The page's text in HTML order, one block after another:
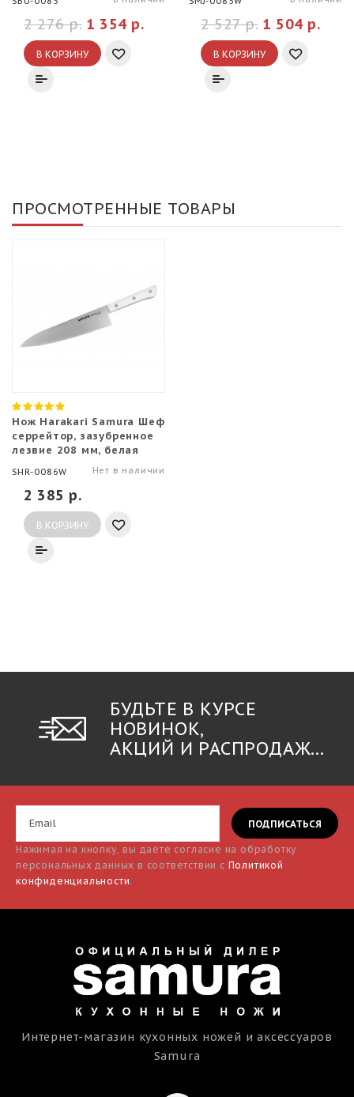
1 354 р.
2 276 р.
В КОРЗИНУ
1 504 р.
2 527 р.
В КОРЗИНУ
ПРОСМОТРЕННЫЕ ТОВАРЫ
Нож Harakari Samura Шеф
серрейтор, зазубренное
лезвие 208 мм, белая
SHR-0086W Нет в наличии
2 385 р.
В КОРЗИНУ
БУДЬТЕ В КУРСЕ
НОВИНОК,
АКЦИЙ И РАСПРОДАЖ...
Нажимая на кнопку, вы даёте согласие на обработку
персональных данных в соответствии с Политикой
конфиденциальности.
Интернет-магазин кухонных ножей и аксессуаров
Samura